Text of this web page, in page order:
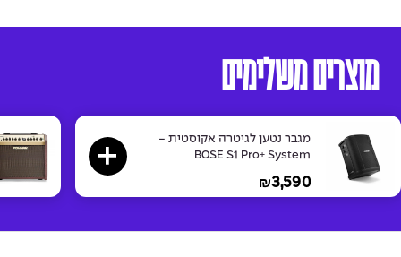
מוצרים משלימים
מגבר נטען לגיטרה אקוסטית -
BOSE S1 Pro+ System
₪3,590